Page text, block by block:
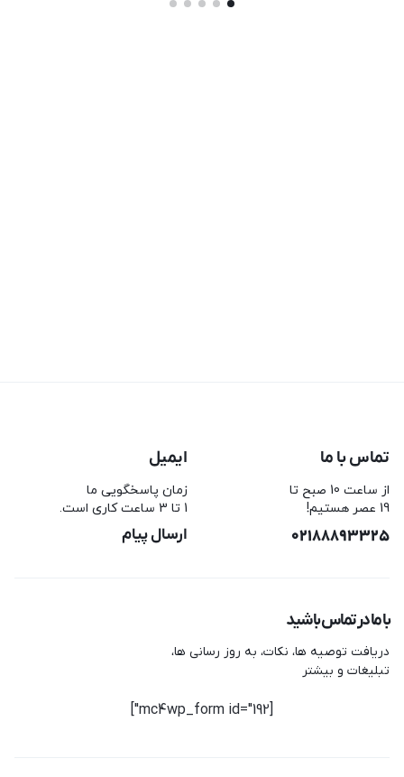
تماس با ما
از ساعت 10 صبح تا
19 عصر هستیم!
02188893325
ایمیل
زمان پاسخگویی ما
1 تا 3 ساعت کاری است.
ارسال پیام
با ما در تماس باشید
دریافت توصیه ها، نکات، به روز رسانی ها،
تبلیغات و بیشتر
[mc4wp_form id="192"]